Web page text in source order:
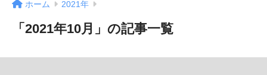
ホーム 2021年
「2021年10月」の記事一覧